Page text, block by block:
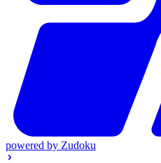
powered by Zudoku